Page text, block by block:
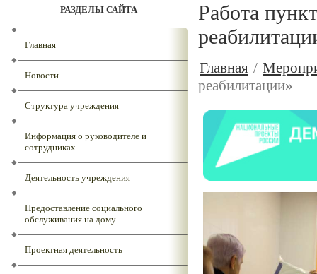
РАЗДЕЛЫ САЙТА
Главная
Новости
Структура учреждения
Информация о руководителе и
сотрудниках
Деятельность учреждения
Предоставление социального
обслуживания на дому
Проектная деятельность
Работа
Главная /
реабилитации»